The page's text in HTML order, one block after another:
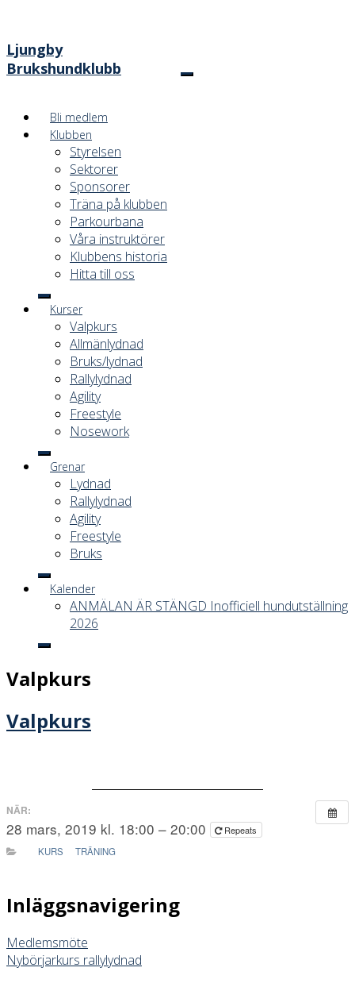
Ljungby
Brukshundklubb
Bli medlem
Klubben
Styrelsen
Sektorer
Sponsorer
Träna på klubben
Parkourbana
Våra instruktörer
Klubbens historia
Hitta till oss
Kurser
Valpkurs
Allmänlydnad
Bruks/lydnad
Rallylydnad
Agility
Freestyle
Nosework
Grenar
Lydnad
Rallylydnad
Agility
Freestyle
Bruks
Kalender
ANMÄLAN ÄR STÄNGD Inofficiell hundutställning
2026
Valpkurs
Valpkurs
NÄR:
28 mars, 2019 kl. 18:00 – 20:00
Repeats
KURS
TRÄNING
Inläggsnavigering
Medlemsmöte
Nybörjarkurs rallylydnad